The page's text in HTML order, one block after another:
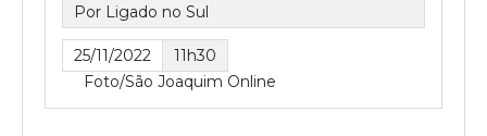
Por Ligado no Sul
25/11/2022
11h30
Foto/São Joaquim Online